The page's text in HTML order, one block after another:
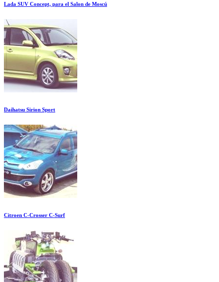
Lada SUV Concept, para el Salon de Moscú
Daihatsu Sirion Sport
Citroen C-Crosser C-Surf